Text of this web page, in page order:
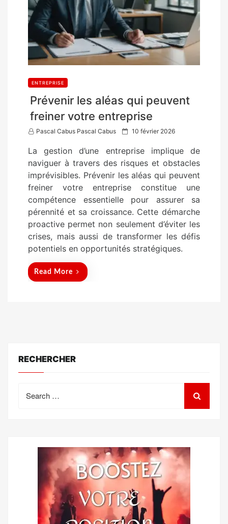
ENTREPRISE
Prévenir les aléas qui peuvent
freiner votre entreprise
Pascal Cabus Pascal Cabus
P
s
t
e
d
n
10 février 2026
La gestion d’une entreprise implique de
naviguer à travers des risques et obstacles
imprévisibles. Prévenir les aléas qui peuvent
freiner votre entreprise constitue une
compétence essentielle pour assurer sa
pérennité et sa croissance. Cette démarche
proactive permet non seulement d’éviter les
crises, mais aussi de transformer les défis
potentiels en opportunités stratégiques.
Read More
RECHERCHER
for: